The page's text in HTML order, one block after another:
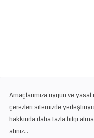
Amaçlarımıza uygun ve
çerezleri sitemizde
hakkında daha fazla bilgi
atınız...